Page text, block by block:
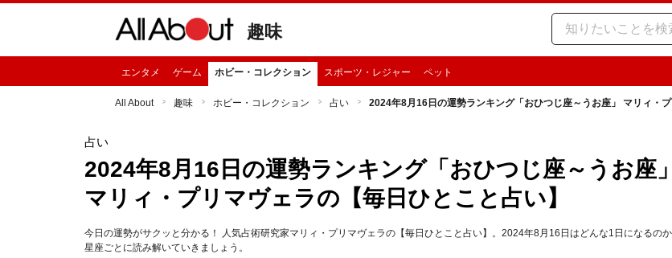
趣味
エンタメ ゲーム ホビー・コレクション スポーツ・レジャー ペット
All About 趣味 ホビー・コレクション 占い 2024年8月16日の運勢ランキング「おひつじ座～うお座」 マリィ・
占い
2024年8月16日の運勢ランキング「おひつじ座～うお座」
マリィ・プリマヴェラの【毎日ひとこと占い】
今日の運勢がサクッと分かる！ 人気占術研究家マリィ・プリマヴェラの【毎日ひとこと占い】。2024年8月16日はどんな1日になるのか
星座ごとに読み解いていきましょう。